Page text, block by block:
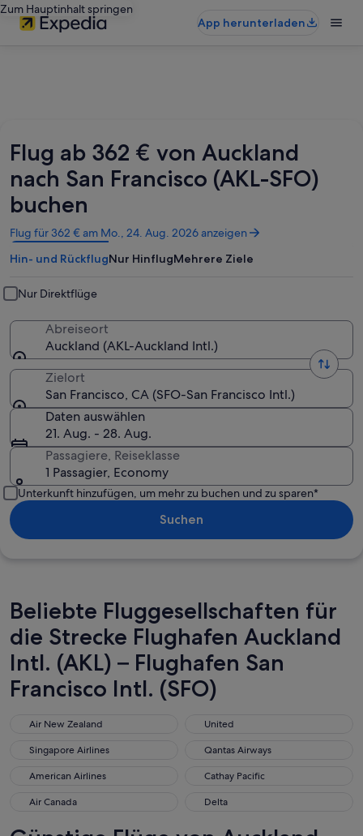
Zum Hauptinhalt springen
App herunterladen
Flug ab 362 € von Auckland
nach San Francisco (AKL-SFO)
buchen
Flug für 362 € am Mo., 24. Aug. 2026 anzeigen
Wird
in
einem
Fenster
geöffnet
Hin- und RückflugNur HinflugMehrere Ziele
Nur Direktflüge
Abreiseort
Auckland (AKL-Auckland Intl.)
Zielort
San Francisco, CA (SFO-San Francisco Intl.)
Daten auswählen
21. Aug. - 28. Aug.
Passagiere, Reiseklasse
1 Passagier, Economy
Unterkunft hinzufügen, um mehr zu buchen und zu sparen*
Suchen
Beliebte Fluggesellschaften für
die Strecke Flughafen Auckland
Intl. (AKL) – Flughafen San
Francisco Intl. (SFO)
Air New Zealand
Air New Zealand United
United
Singapore Airlines
Singapore Airlines Qantas Airways
Qantas Airways
American Airlines
American Airlines Cathay Pacific
Cathay Pacific
Air Canada
Air Canada Delta
Delta